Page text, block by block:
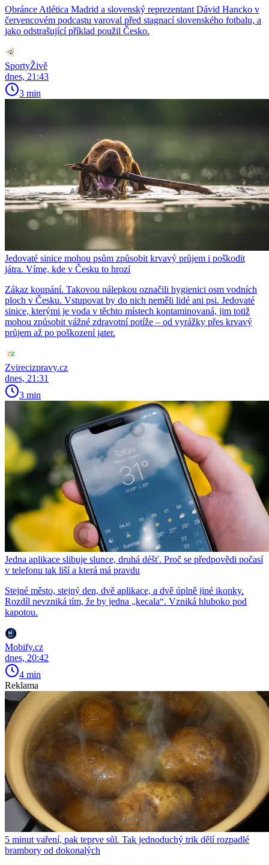
Obránce Atlética Madrid a slovenský reprezentant Dávid Hancko v
červencovém podcastu varoval před stagnací slovenského fotbalu, a
jako odstrašující příklad použil Česko.
SportyŽivě
dnes, 21:43
3 min
Jedovaté sinice mohou psům způsobit krvavý průjem i poškodit
játra. Víme, kde v Česku to hrozí
Zákaz koupání. Takovou nálepkou označili hygienici osm vodních
ploch v Česku. Vstupovat by do nich neměli lidé ani psi. Jedovaté
sinice, kterými je voda v těchto místech kontaminovaná, jim totiž
mohou způsobit vážné zdravotní potíže – od vyrážky přes krvavý
průjem až po poškození jater.
Zvirecizpravy.cz
dnes, 21:31
3 min
Jedna aplikace slibuje slunce, druhá déšť. Proč se předpovědi počasí
v telefonu tak liší a která má pravdu
Stejné město, stejný den, dvě aplikace, a dvě úplně jiné ikonky.
Rozdíl nevzniká tím, že by jedna „kecala“. Vzniká hluboko pod
kapotou.
Mobify.cz
dnes, 20:42
4 min
Reklama
5 minut vaření, pak teprve sůl. Tak jednoduchý trik dělí rozpadlé
brambory od dokonalých